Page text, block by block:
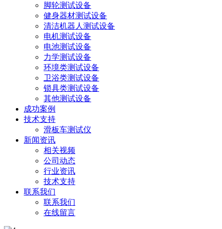
脚轮测试设备
健身器材测试设备
清洁机器人测试设备
电机测试设备
电池测试设备
力学测试设备
环境类测试设备
卫浴类测试设备
锁具类测试设备
其他测试设备
成功案例
技术支持
滑板车测试仪
新闻资讯
相关视频
公司动态
行业资讯
技术支持
联系我们
联系我们
在线留言